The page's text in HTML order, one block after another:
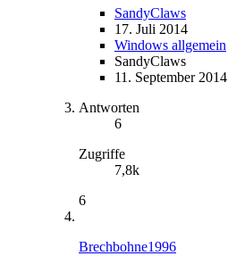
SandyClaws
17. Juli 2014
Windows allgemein
SandyClaws
11. September 2014
Antworten
6
Zugriffe
7,8k
6
Brechbohne1996